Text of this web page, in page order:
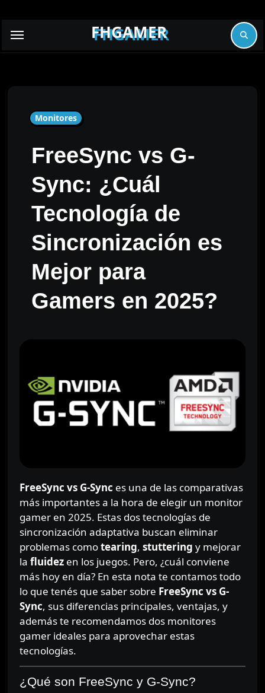
FHGAMER
Monitores
FreeSync vs G-
Sync: ¿Cuál
Tecnología de
Sincronización es
Mejor para
Gamers en 2025?
FreeSync vs G-Sync es una de las comparativas
más importantes a la hora de elegir un monitor
gamer en 2025. Estas dos tecnologías de
sincronización adaptativa buscan eliminar
problemas comotearing, stuttering y mejorar
la fluidezen los juegos. Pero, ¿cuál conviene
más hoy en día? En esta nota te contamos todo
lo que tenés que saber sobre FreeSync vs G-
Sync, sus diferencias principales, ventajas, y
además te recomendamos dos monitores
gamer ideales para aprovechar estas
tecnologías.
¿Qué son FreeSync y G-Sync?